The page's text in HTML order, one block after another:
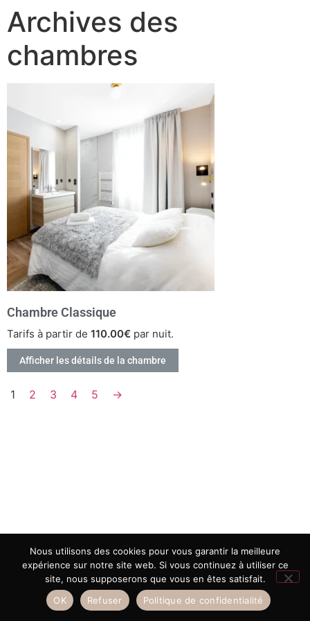
Archives des
chambres
Chambre Classique
Tarifs à partir de 110.00€ par nuit.
Afficher les détails de la chambre
1 2 3 4 5 →
Nous utilisons des cookies pour vous garantir la meilleure
expérience sur notre site web. Si vous continuez à utiliser ce
site, nous supposerons que vous en êtes satisfait.
OK
Refuser Politique de confidentialité